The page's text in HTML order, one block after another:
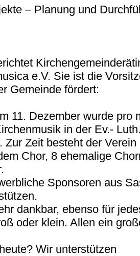
– Planung und
e.V. Sie ist die
Gemeinde fördert:
11. Dezember wurde pro
in der Ev.-
Zur Zeit besteht der
Chor, 8 ehemalige
Sponsoren aus
dankbar, ebenso für
oder klein. Allen ein
Wir unterstützen